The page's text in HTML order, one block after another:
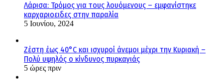
Λάρισα: Τρόμος για τους λουόμενους – εμφανίστηκε
καρχαριοειδες στην παραλία
5 Ιουνίου, 2024
Ζέστη έως 40°C και ισχυροί άνεμοι μέχρι την Κυριακή –
Πολύ υψηλός ο κίνδυνος πυρκαγιάς
5 ώρες πριν